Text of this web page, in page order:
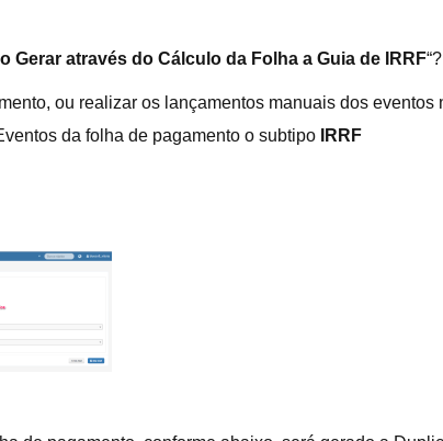
Gerar através do Cálculo da Folha a Guia de IRRF“?
ou realizar os lançamentos manuais dos eventos
da folha de pagamento o subtipo
IRRF